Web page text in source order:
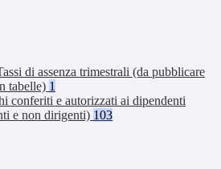
di assenza trimestrali (da pubblicare
tabelle) 1
conferiti e autorizzati ai dipendenti
e non dirigenti) 103